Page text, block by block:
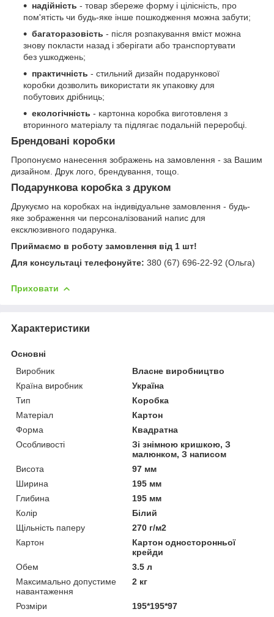
надійність - товар збереже форму і цілісність, про
пом'ятість чи будь-яке інше пошкодження можна забути;
багаторазовість - після розпакування вміст можна
знову покласти назад і зберігати або транспортувати
без ушкоджень;
практичність - стильний дизайн подарункової
коробки дозволить використати як упаковку для
побутових дрібниць;
екологічність - картонна коробка виготовленя з
вторинного матеріалу та підлягає подальній переробці.
Брендовані коробки
Пропонуємо нанесення зображень на замовлення - за Вашим
дизайном. Друк лого, брендування, тощо.
Подарункова коробка з друком
Друкуємо на коробках на індивідуальне замовлення - будь-
яке зображення чи персоналізований напис для
ексклюзивного подарунка.
Приймаємо в роботу замовлення від 1 шт!
Для консультаці телефонуйте: 380 (67) 696-22-92 (Ольга)
Приховати
Характеристики
Основні
Виробник
Власне виробництво
Країна виробник
Україна
Тип
Коробка
Матеріал
Картон
Форма
Квадратна
Особливості
Зі знімною кришкою, З
малюнком, З написом
Висота
97 мм
Ширина
195 мм
Глибина
195 мм
Колір
Білий
Щільність паперу
270 г/м2
Картон
Картон односторонньої
крейди
Обем
3.5 л
Максимально допустиме
навантаження
2 кг
Розміри
195*195*97